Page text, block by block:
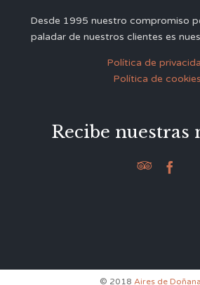
Desde 1995 nuestro compromiso
paladar de nuestros clientes es
Política de
Política de cookies
Recibe nuestras
 
© 2018 Aires de Doñana